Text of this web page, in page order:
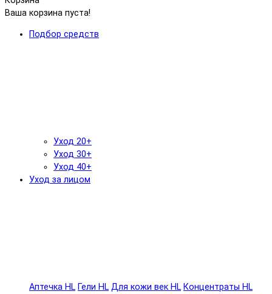
Ваша корзина пуста!
Подбор средств
Уход 20+
Уход 30+
Уход 40+
Уход за лицом
Аптечка HL Гели HL Для кожи век HL Концентраты HL